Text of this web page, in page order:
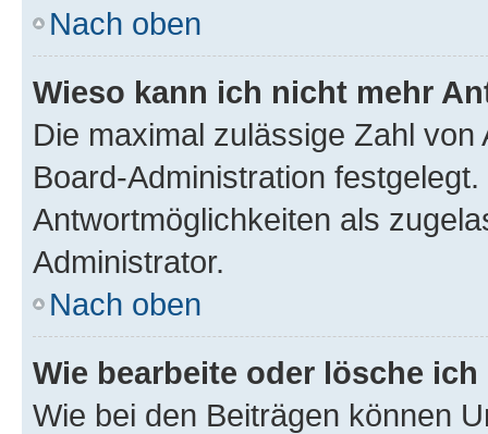
Nach oben
Wieso kann ich nicht mehr
Die maximal zulässige Zahl
Board-Administration
Antwortmöglichkeiten als
Administrator.
Nach oben
Wie bearbeite oder lösche
Wie bei den Beiträgen können